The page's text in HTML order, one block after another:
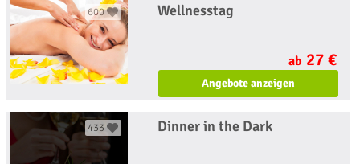
600 Wellnesstag
ab 27 €
Angebote anzeigen
433 Dinner in the Dark